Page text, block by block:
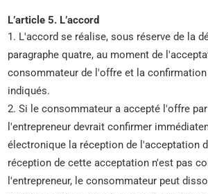
L’article 5. L’accord
1. L'accord se réalise, sous réserve de la
paragraphe quatre, au moment de
consommateur de l'offre et la
indiqués.
2. Si le consommateur a accepté l'offre
l'entrepreneur devrait confirmer
électronique la réception de l'acceptation
réception de cette acceptation n'est pas
l'entrepreneur, le consommateur peut